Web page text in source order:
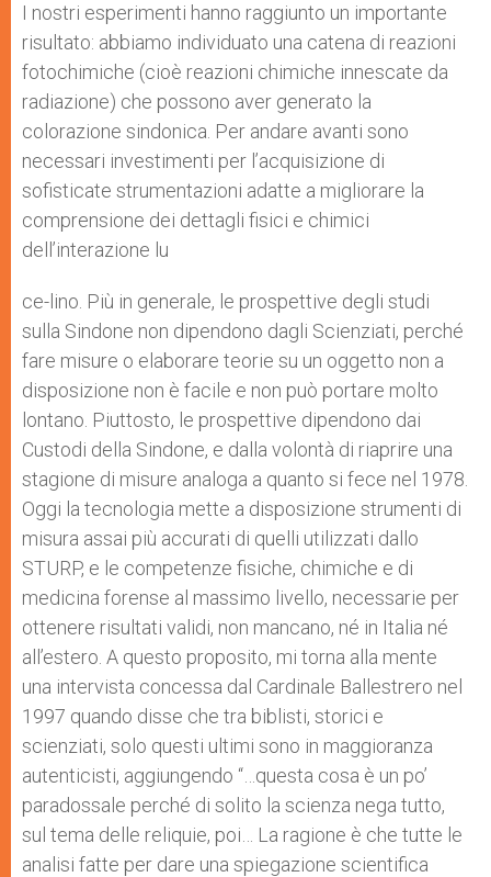
I nostri esperimenti hanno raggiunto un importante
risultato: abbiamo individuato una catena di reazioni
fotochimiche (cioè reazioni chimiche innescate da
radiazione) che possono aver generato la
colorazione sindonica. Per andare avanti sono
necessari investimenti per l’acquisizione di
sofisticate strumentazioni adatte a migliorare la
comprensione dei dettagli fisici e chimici
dell’interazione lu
ce-lino. Più in generale, le prospettive degli studi
sulla Sindone non dipendono dagli Scienziati, perché
fare misure o elaborare teorie su un oggetto non a
disposizione non è facile e non può portare molto
lontano. Piuttosto, le prospettive dipendono dai
Custodi della Sindone, e dalla volontà di riaprire una
stagione di misure analoga a quanto si fece nel 1978.
Oggi la tecnologia mette a disposizione strumenti di
misura assai più accurati di quelli utilizzati dallo
STURP, e le competenze fisiche, chimiche e di
medicina forense al massimo livello, necessarie per
ottenere risultati validi, non mancano, né in Italia né
all’estero. A questo proposito, mi torna alla mente
una intervista concessa dal Cardinale Ballestrero nel
1997 quando disse che tra biblisti, storici e
scienziati, solo questi ultimi sono in maggioranza
autenticisti, aggiungendo “…questa cosa è un po’
paradossale perché di solito la scienza nega tutto,
sul tema delle reliquie, poi… La ragione è che tutte le
analisi fatte per dare una spiegazione scientifica